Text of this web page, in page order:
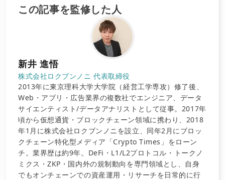
この記事を監修した人
新井 進悟
株式会社ロクブンノニ 代表取締役
2013年に東京理科大学大学院（経営工学専攻）修了後、
Web・アプリ・広告業界の複数社でエンジニア、データ
サイエンティスト/データアナリストとして従事。2017年
頃から仮想通貨・ブロックチェーン領域に携わり、2018
年1月に株式会社ロクブンノニを設立、同年2月にブロッ
クチェーン特化型メディア「Crypto Times」をローン
チ。業界歴は約9年。DeFi・L1/L2プロトコル・トークノ
ミクス・ZKP・国内外の規制動向を専門領域とし、自身
でもオンチェーンでの資産運用・リサーチを日常的に行